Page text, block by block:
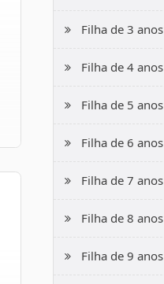
Filha de 3 anos
Filha de 4 anos
Filha de 5 anos
Filha de 6 anos
Filha de 7 anos
Filha de 8 anos
Filha de 9 anos